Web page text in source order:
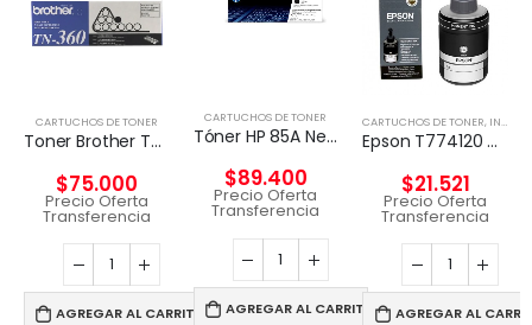
CARTUCHOS DE TONER
Toner Brother Tn-360 Original
$75.000
Precio Oferta
Transferencia
AGREGAR AL CARRITO
CARTUCHOS DE TONER
Tóner HP 85A Negro Original
$89.400
Precio Oferta
Transferencia
AGREGAR AL CARRITO
CARTUCHOS DE TONER, INSUMOS IMPRESORAS
Epson T774120 cartucho de tinta 1 pieza(s) Original Negro
$21.521
Precio Oferta
Transferencia
AGREGAR AL